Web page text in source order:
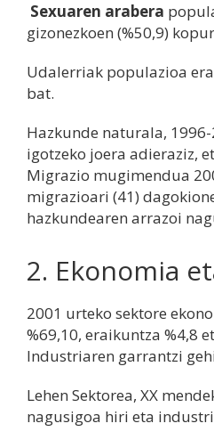
Sexuaren arabera
gizonezkoen (%50,9)
Udalerriak populazioa
bat.
Hazkunde naturala,
igotzeko joera adieraziz,
Migrazio mugimendua
migrazioari (41)
hazkundearen arrazoi
2. Ekonomia
2001 urteko sektore
%69,10, eraikuntza %4,8
Industriaren garrantzi
Lehen Sektorea, XX
nagusigoa hiri eta